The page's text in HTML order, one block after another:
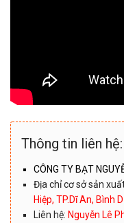
Thông tin liên hệ:
CÔNG TY BẠT
Địa chỉ cơ sở sản
Hiệp, TP.Dĩ An, Bình
Liên hệ: Nguyễn Lê